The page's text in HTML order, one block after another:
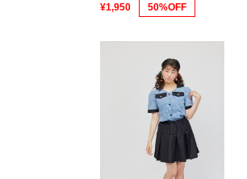
¥1,950
50%OFF